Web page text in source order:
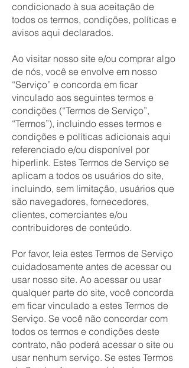
condicionado à sua aceitação de
todos os termos, condições, políticas e
avisos aqui declarados.
Ao visitar nosso site e/ou comprar algo
de nós, você se envolve em nosso
“Serviço” e concorda em ficar
vinculado aos seguintes termos e
condições (“Termos de Serviço”,
“Termos”), incluindo esses termos e
condições e políticas adicionais aqui
referenciado e/ou disponível por
hiperlink. Estes Termos de Serviço se
aplicam a todos os usuários do site,
incluindo, sem limitação, usuários que
são navegadores, fornecedores,
clientes, comerciantes e/ou
contribuidores de conteúdo.
Por favor, leia estes Termos de Serviço
cuidadosamente antes de acessar ou
usar nosso site. Ao acessar ou usar
qualquer parte do site, você concorda
em ficar vinculado a estes Termos de
Serviço. Se você não concordar com
todos os termos e condições deste
contrato, não poderá acessar o site ou
usar nenhum serviço. Se estes Termos